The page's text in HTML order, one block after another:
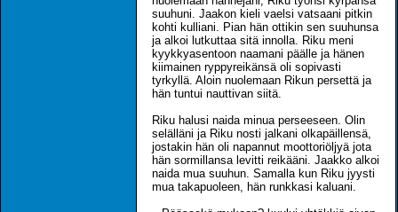
suuhuni. Jaakon kieli vaelsi vatsaani pitkin
kohti kulliani. Pian hän ottikin sen suuhunsa
ja alkoi lutkuttaa sitä innolla. Riku meni
kyykkyasentoon naamani päälle ja hänen
kiimainen ryppyreikänsä oli sopivasti
tyrkyllä. Aloin nuolemaan Rikun persettä ja
hän tuntui nauttivan siitä.
Riku halusi naida minua perseeseen. Olin
selälläni ja Riku nosti jalkani olkapäillensä,
jostakin hän oli napannut moottoriöljyä jota
hän sormillansa levitti reikääni. Jaakko alkoi
naida mua suuhun. Samalla kun Riku jyysti
mua takapuoleen, hän runkkasi kaluani.